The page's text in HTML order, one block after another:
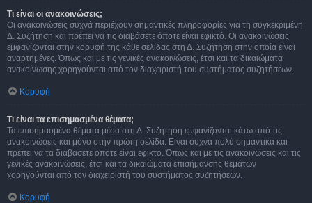
Τι είναι οι ανακοινώσεις;
Οι ανακοινώσεις συχνά περιέχουν σημαντικές πληροφορίες για τη συγκεκριμένη
Δ. Συζήτηση και πρέπει να τις διαβάσετε όποτε είναι εφικτό. Οι ανακοινώσεις
εμφανίζονται στην κορυφή της κάθε σελίδας στη Δ. Συζήτηση στην οποία είναι
αναρτημένες. Όπως και με τις γενικές ανακοινώσεις, έτσι και τα δικαιώματα
ανακοίνωσης χορηγούνται από τον διαχειριστή του συστήματος συζητήσεων.
Κορυφή
Τι είναι τα επισημασμένα θέματα;
Τα επισημασμένα θέματα μέσα στη Δ. Συζήτηση εμφανίζονται κάτω από τις
ανακοινώσεις και μόνο στην πρώτη σελίδα. Είναι συχνά πολύ σημαντικά και
πρέπει να τα διαβάσετε όποτε είναι εφικτό. Όπως και με τις ανακοινώσεις και τις
γενικές ανακοινώσεις, έτσι και τα δικαιώματα επισήμανσης θεμάτων
χορηγούνται από τον διαχειριστή του συστήματος συζητήσεων.
Κορυφή